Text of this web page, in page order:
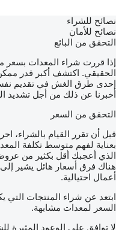
نصائح للشراء
نصائح للأمان
التحقق من البائع
إذا قررت شراء المعدات بسعر
الحقيقي. اكتشف أكبر قدر
إحدى طرق الغش في تقديم
أخبرنا عن ذلك من أجل تشديد
التحقق من السعر
قبل أن تقرر القيام بالشراء،
بعناية لفهم متوسط تكلفة
الذي أعجبك أقل بكثير من
هناك فرق أسعار هائل يشير
أعمال احتيالية.
ابتعد عن شراء المنتجات
السعر لمعدات مشابهة.
لا توافق على الوعود المثيرة